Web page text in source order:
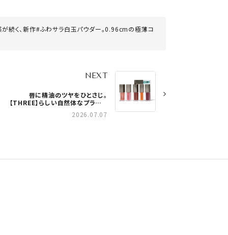
が続く、新作#ふわサラ白玉パウダー。0.96cmの極薄コ
NEXT
唇に精油のツヤをひとさじ。
【THREE】らしい自然体なプランプ
リップが誕生
2026.07.07